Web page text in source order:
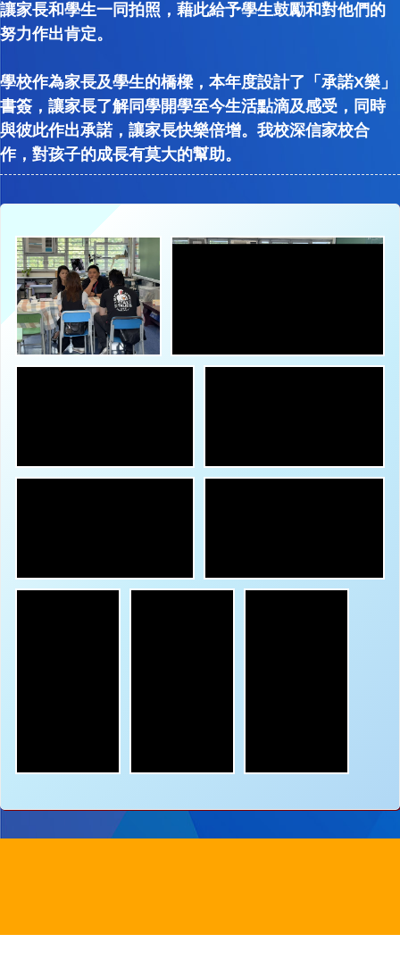
讓家長和學生一同拍照，藉此給予學生鼓勵和對他們的
努力作出肯定。
學校作為家長及學生的橋樑，本年度設計了「承諾X樂」
書簽，讓家長了解同學開學至今生活點滴及感受，同時
與彼此作出承諾，讓家長快樂倍增。我校深信家校合
作，對孩子的成長有莫大的幫助。
電話：2647 6242 傳真：